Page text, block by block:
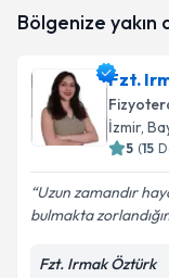
oluşturun.
E-posta
Kişisel
Metni'ni
Bölgenize
Fzt.
İzmir,
5 (15
Uzun zamandır
bulmakta
Fzt. Irmak Öztürk